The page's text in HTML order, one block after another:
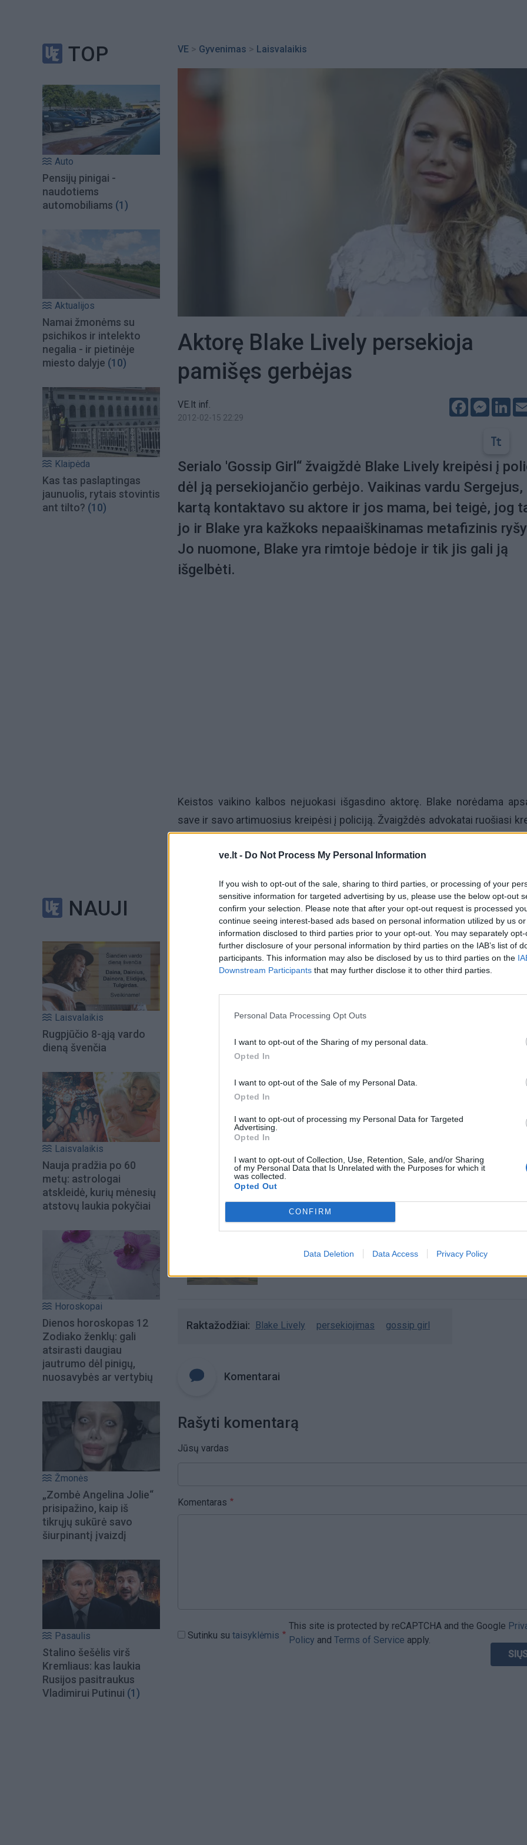
ve.lt - Do Not Process My Personal Information
If you wish to opt-out of the sale, sharing to third parties, or processing of your
sensitive information for targeted advertising by us, please use the below opt-out
confirm your selection. Please note that after your opt-out request is processed
continue seeing interest-based ads based on personal information utilized by us
information disclosed to third parties prior to your opt-out. You may separately
further disclosure of your personal information by third parties on the IAB’s list of
participants. This information may also be disclosed by us to third parties on the
Downstream Participants that may further disclose it to other third parties.
Personal Data Processing Opt Outs
I want to opt-out of the Sharing of my personal data.
Opted In
I want to opt-out of the Sale of my Personal Data.
Opted In
I want to opt-out of processing my Personal Data for Targeted
Advertising.
Opted In
I want to opt-out of Collection, Use, Retention, Sale, and/or Sharing
of my Personal Data that Is Unrelated with the Purposes for which it
was collected.
Opted Out
CONFIRM
Data Deletion Data Access Privacy Policy
TOP
Auto
Pensijų pinigai -
naudotiems
automobiliams (1)
Aktualijos
Namai žmonėms su
psichikos ir intelekto
negalia - ir pietinėje
miesto dalyje (10)
Klaipėda
Kas tas paslaptingas
jaunuolis, rytais stovintis
ant tilto? (10)
NAUJI
Laisvalaikis
Rugpjūčio 8-ąją vardo
dieną švenčia
Laisvalaikis
Nauja pradžia po 60
metų: astrologai
atskleidė, kurių mėnesių
atstovų laukia pokyčiai
Horoskopai
Dienos horoskopas 12
Zodiako ženklų: gali
atsirasti daugiau
jautrumo dėl pinigų,
nuosavybės ar vertybių
Žmonės
„Zombė Angelina Jolie“
prisipažino, kaip iš
tikrųjų sukūrė savo
šiurpinantį įvaizdį
Pasaulis
Stalino šešėlis virš
Kremliaus: kas laukia
Rusijos pasitraukus
Vladimirui Putinui (1)
VE > Gyvenimas > Laisvalaikis
Aktorę Blake Lively persekioja
pamišęs gerbėjas
VE.lt inf.
2012-02-15 22:29
Facebook
Serialo 'Gossip Girl“ žvaigždė Blake Lively kreipėsi į
dėl ją persekiojančio gerbėjo. Vaikinas vardu Sergejus,
kartą kontaktavo su aktore ir jos mama, bei teigė, jog
jo ir Blake yra kažkoks nepaaiškinamas metafizinis
Jo nuomone, Blake yra rimtoje bėdoje ir tik jis gali ją
išgelbėti.
Keistos vaikino kalbos nejuokasi išgasdino aktorę. Blake norėdama
save ir savo artimuosius kreipėsi į policiją. Žvaigždės advokatai ruošiasi
uždraudė Sergėjui artintis prie aktorės ar jos artimųjų.
Parengta
Į Klaipėdą iš emigracijos grįžusi Karina
Kučinskienė įvardijo didžiausią savo
Jūros šventę anksčiau puošęs
Šiuo metu skaitomiausi
pabaigą Ukrainoje
Mirė garsi lietuvių aktorė: „Jos vaidmenys išliks
teatro istorijoje“
„Fūristas“ į judrią sankryžą įlėkė „ant rankinio“: vilkiko
Raktažodžiai Blake Lively persekiojimas gossip girl
Komentarai
Rašyti komentarą
Jūsų vardas
Komentaras
Sutinku su taisyklėmis
This site is protected by reCAPTCHA and the Google
Policy and Terms of Service apply.